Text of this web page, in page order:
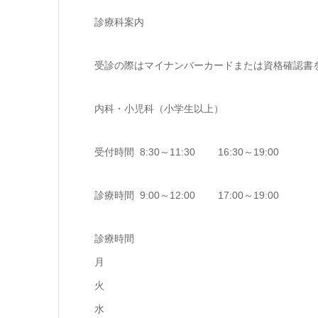
診療科案内
受診の際はマイナンバーカードまたは資格確認書
内科・小児科（小学生以上）
受付時間 8:30～11:30 16:30～19:00
診療時間 9:00～12:00 17:00～19:00
診療時間
月
火
水